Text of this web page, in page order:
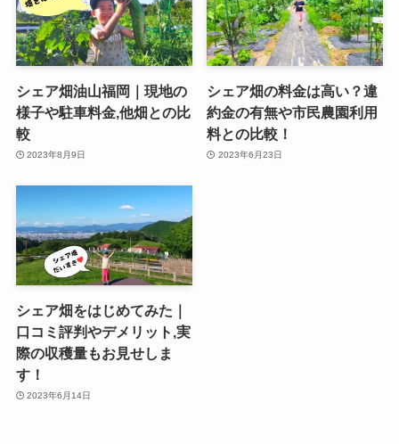
シェア畑油山福岡｜現地の
様子や駐車料金,他畑との比
較
2023年8月9日
シェア畑の料金は高い？違
約金の有無や市民農園利用
料との比較！
2023年6月23日
シェア畑をはじめてみた｜
口コミ評判やデメリット,実
際の収穫量もお見せしま
す！
2023年6月14日